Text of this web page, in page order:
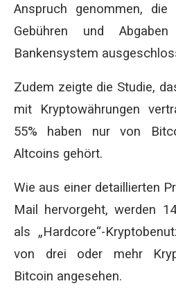
Anspruch genommen,
Gebühren und
Bankensystem
Zudem zeigte die Studie,
mit Kryptowährungen
55% haben nur von
Altcoins gehört.
Wie aus einer detaillierten
Mail hervorgeht, werden
als „Hardcore“-
von drei oder mehr
Bitcoin angesehen.